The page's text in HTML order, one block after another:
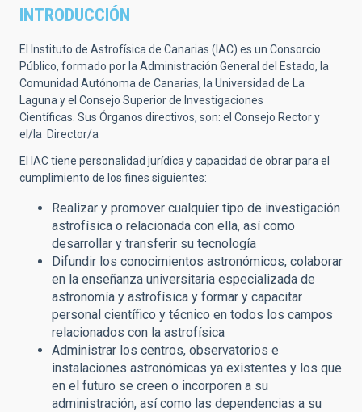
INTRODUCCIÓN
El Instituto de Astrofísica de Canarias (IAC) es un Consorcio
Público, formado por la Administración General del Estado, la
Comunidad Autónoma de Canarias, la Universidad de La
Laguna y el Consejo Superior de Investigaciones
Científicas. Sus Órganos directivos, son: el Consejo Rector y
el/la Director/a
El IAC tiene personalidad jurídica y capacidad de obrar para el
cumplimiento de los fines siguientes:
Realizar y promover cualquier tipo de investigación
astrofísica o relacionada con ella, así como
desarrollar y transferir su tecnología
Difundir los conocimientos astronómicos, colaborar
en la enseñanza universitaria especializada de
astronomía y astrofísica y formar y capacitar
personal científico y técnico en todos los campos
relacionados con la astrofísica
Administrar los centros, observatorios e
instalaciones astronómicas ya existentes y los que
en el futuro se creen o incorporen a su
administración, así como las dependencias a su